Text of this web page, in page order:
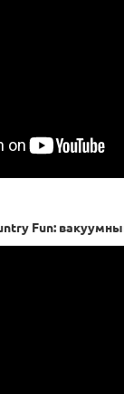
Fun: